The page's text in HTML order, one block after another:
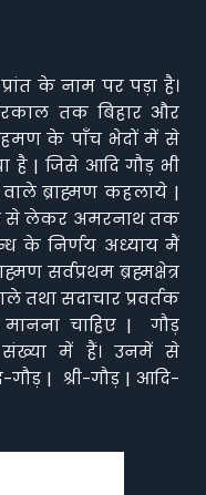
के नाम पर पड़ा है।
तक बिहार और
के पाँच भेदों में से
है | जिसे आदि गौड़ भी
ब्राह्मण कहलाये |
से लेकर अमरनाथ तक
के निर्णय अध्याय मैं
सर्वप्रथम ब्रह्मक्षेत्र
तथा सदाचार प्रवर्तक
मानना चाहिए | गौड़
संख्या में हैं। उनमें से
| श्री-गौड़ | आदि-